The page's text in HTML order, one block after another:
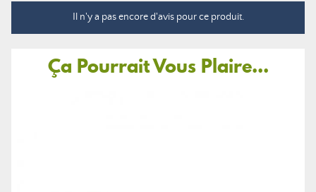
Il n'y a pas encore d'avis pour ce produit.
Ça Pourrait Vous Plaire...